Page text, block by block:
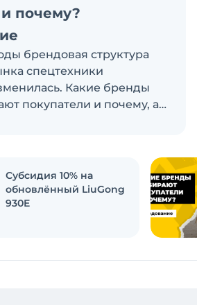
почему?
брендовая структура
спецтехники
Какие бренды
покупатели и почему, а
лидерами рынка?
Субсидия 10% на
обновлённый LiuGong
930E